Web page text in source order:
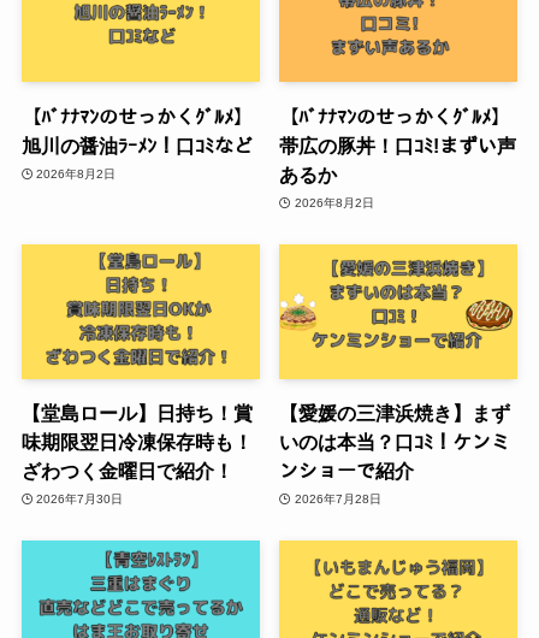
【ﾊﾞﾅﾅﾏﾝのせっかくｸﾞﾙﾒ】
旭川の醤油ﾗｰﾒﾝ！口ｺﾐなど
2026年8月2日
【ﾊﾞﾅﾅﾏﾝのせっかくｸﾞﾙﾒ】
帯広の豚丼！口ｺﾐ!まずい声
あるか
2026年8月2日
【堂島ロール】日持ち！賞
味期限翌日冷凍保存時も！
ざわつく金曜日で紹介！
2026年7月30日
【愛媛の三津浜焼き】まず
いのは本当？口ｺﾐ！ケンミ
ンショーで紹介
2026年7月28日